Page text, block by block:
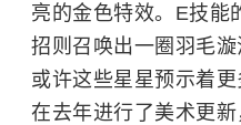
亮的金色特效。E技能
招则召唤出一圈羽毛
或许这些星星预示着
在去年进行了美术更